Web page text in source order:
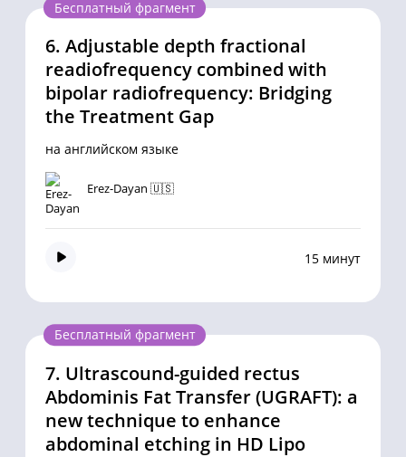
Бесплатный фрагмент
6. Adjustable depth fractional
readiofrequency combined with
bipolar radiofrequency: Bridging
the Treatment Gap
на английском языке
Erez-Dayan 🇺🇸
15 минут
Бесплатный фрагмент
7. Ultrascound-guided rectus
Abdominis Fat Transfer (UGRAFT): a
new technique to enhance
abdominal etching in HD Lipo